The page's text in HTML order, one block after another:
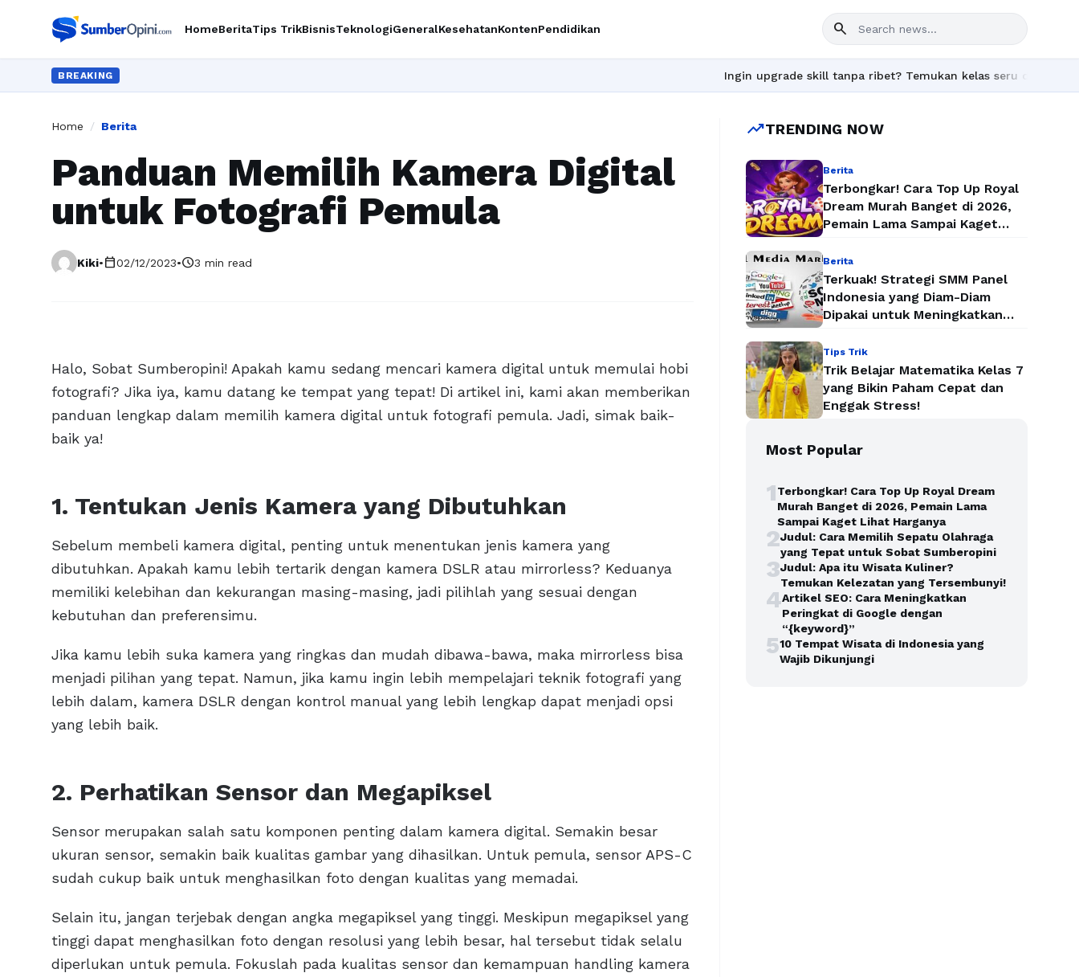
HomeBeritaTips TrikBisnisTeknologiGeneralKesehatanKontenPendidikan search
BREAKING Ingin upgrade skill tanpa ribet? Temukan kelas seru dan materi
Home / Berita
Panduan Memilih Kamera Digital
untuk Fotografi Pemula
Kiki•calendar_today02/12/2023•schedule3 min read
Halo, Sobat Sumberopini! Apakah kamu sedang mencari kamera digital untuk memulai hobi
fotografi? Jika iya, kamu datang ke tempat yang tepat! Di artikel ini, kami akan memberikan
panduan lengkap dalam memilih kamera digital untuk fotografi pemula. Jadi, simak baik-
baik ya!
1. Tentukan Jenis Kamera yang Dibutuhkan
Sebelum membeli kamera digital, penting untuk menentukan jenis kamera yang
dibutuhkan. Apakah kamu lebih tertarik dengan kamera DSLR atau mirrorless? Keduanya
memiliki kelebihan dan kekurangan masing-masing, jadi pilihlah yang sesuai dengan
kebutuhan dan preferensimu.
Jika kamu lebih suka kamera yang ringkas dan mudah dibawa-bawa, maka mirrorless bisa
menjadi pilihan yang tepat. Namun, jika kamu ingin lebih mempelajari teknik fotografi yang
lebih dalam, kamera DSLR dengan kontrol manual yang lebih lengkap dapat menjadi opsi
yang lebih baik.
2. Perhatikan Sensor dan Megapiksel
Sensor merupakan salah satu komponen penting dalam kamera digital. Semakin besar
ukuran sensor, semakin baik kualitas gambar yang dihasilkan. Untuk pemula, sensor APS-C
sudah cukup baik untuk menghasilkan foto dengan kualitas yang memadai.
Selain itu, jangan terjebak dengan angka megapiksel yang tinggi. Meskipun megapiksel yang
tinggi dapat menghasilkan foto dengan resolusi yang lebih besar, hal tersebut tidak selalu
diperlukan untuk pemula. Fokuslah pada kualitas sensor dan kemampuan handling kamera
trending_upTRENDING NOW
Berita
Terbongkar! Cara Top Up Royal
Dream Murah Banget di 2026,
Pemain Lama Sampai Kaget
Berita
Terkuak! Strategi SMM Panel
Indonesia yang Diam-Diam
Dipakai untuk Meningkatkan
Instan
Tips Trik
Trik Belajar Matematika Kelas 7
yang Bikin Paham Cepat dan
Enggak Stress!
Most Popular
1Terbongkar! Cara Top Up Royal Dream
Murah Banget di 2026, Pemain Lama
Sampai Kaget Lihat Harganya
2Judul: Cara Memilih Sepatu Olahraga
yang Tepat untuk Sobat Sumberopini
3Judul: Apa itu Wisata Kuliner?
Temukan Kelezatan yang Tersembunyi!
4Artikel SEO: Cara Meningkatkan
Peringkat di Google dengan
“{keyword}”
510 Tempat Wisata di Indonesia yang
Wajib Dikunjungi